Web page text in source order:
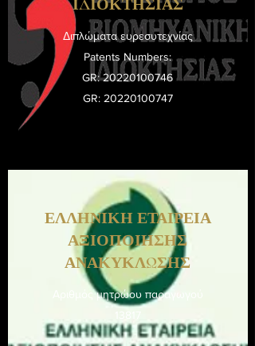
ΙΔΙΟΚΤΗΣΙΑΣ
Διπλώματα ευρεσυτεχνίας
Patents Numbers:
GR:20220100746
GR: 20220100747
ΕΛΛΗΝΙΚΗ ΕΤΑΙΡΕΙΑ
ΑΞΙΟΠΟΙΗΣΗΣ
ΑΝΑΚΥΚΛΩΣΗΣ
Αριθμός μητρώου παραγωγού